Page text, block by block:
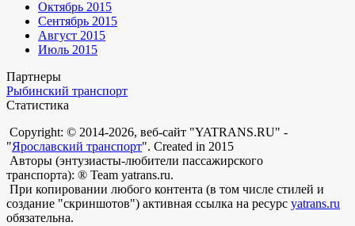
Октябрь 2015
Сентябрь 2015
Август 2015
Июль 2015
Партнеры
Рыбинский транспорт
Статистика
Copyright: © 2014-2026, веб-сайт "YATRANS.RU" -
"Ярославский транспорт". Created in 2015
Авторы (энтузиасты-любители пассажирского
транспорта): ® Team yatrans.ru.
При копировании любого контента (в том числе стилей и
создание "скриншотов") активная ссылка на ресурс yatrans.ru
обязательна.